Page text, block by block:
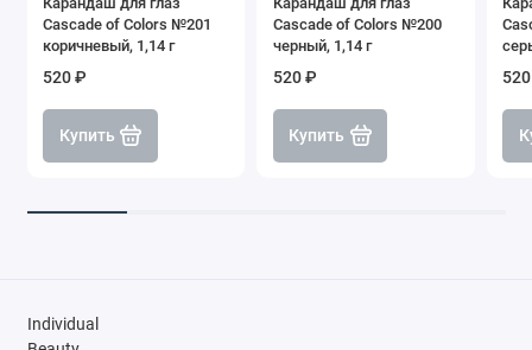
Cascade of Colors №201
коричневый, 1,14 г
520 ₽
Купить
Cascade of Colors №200
черный, 1,14 г
520 ₽
Купить
Individual